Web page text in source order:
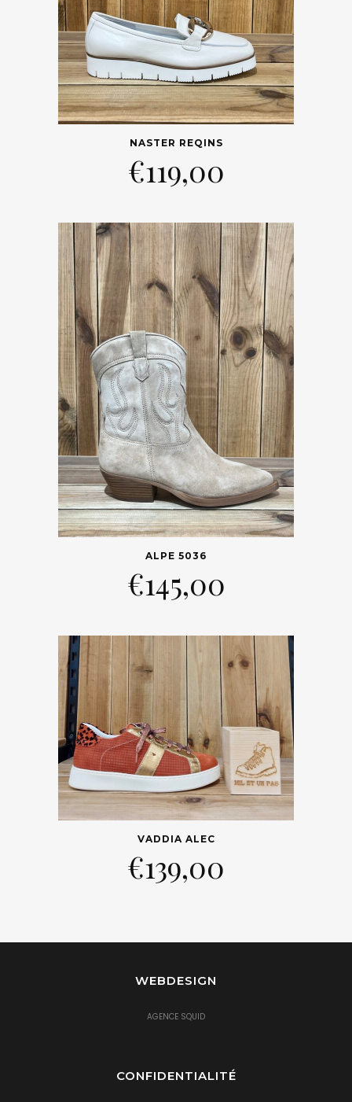
NASTER REQINS
€119,00
ALPE 5036
€145,00
VADDIA ALEC
€139,00
WEBDESIGN
AGENCE SQUID
CONFIDENTIALITÉ